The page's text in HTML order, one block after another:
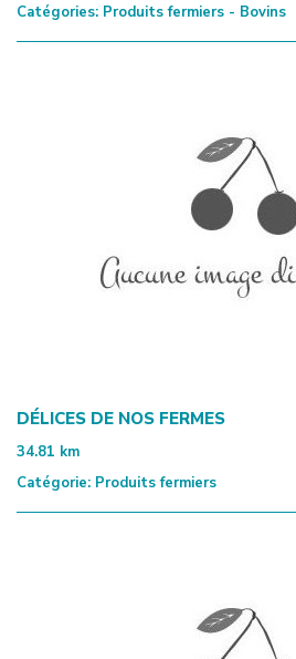
Catégories: Produits fermiers - Bovins
DÉLICES DE NOS FERMES
34.81 km
Catégorie: Produits fermiers